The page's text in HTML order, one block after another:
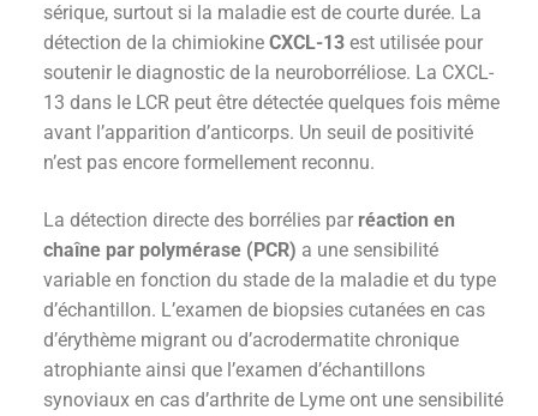
sérique, surtout si la maladie est de courte durée. La
détection de la chimiokine CXCL-13 est utilisée pour
soutenir le diagnostic de la neuroborréliose. La CXCL-
13 dans le LCR peut être détectée quelques fois même
avant l’apparition d’anticorps. Un seuil de positivité
n’est pas encore formellement reconnu.
La détection directe des borrélies par réaction en
chaîne par polymérase (PCR) a une sensibilité
variable en fonction du stade de la maladie et du type
d’échantillon. L’examen de biopsies cutanées en cas
d’érythème migrant ou d’acrodermatite chronique
atrophiante ainsi que l’examen d’échantillons
synoviaux en cas d’arthrite de Lyme ont une sensibilité